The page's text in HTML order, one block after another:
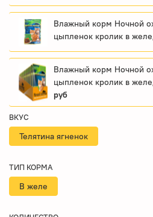
Влажный корм Ночной охотник
цыпленок кролик в
Влажный корм Ночной охотник
цыпленок кролик в
руб
ВКУС
Телятина ягненок
ТИП КОРМА
В желе